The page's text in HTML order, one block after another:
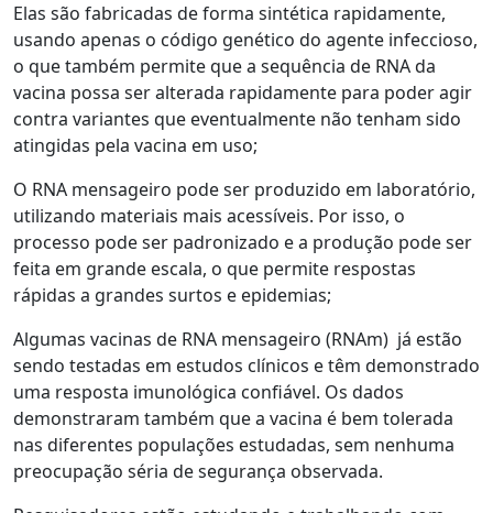
Elas são fabricadas de forma sintética rapidamente,
usando apenas o código genético do agente infeccioso,
o que também permite que a sequência de RNA da
vacina possa ser alterada rapidamente para poder agir
contra variantes que eventualmente não tenham sido
atingidas pela vacina em uso;
O RNA mensageiro pode ser produzido em laboratório,
utilizando materiais mais acessíveis. Por isso, o
processo pode ser padronizado e a produção pode ser
feita em grande escala, o que permite respostas
rápidas a grandes surtos e epidemias;
Algumas vacinas de RNA mensageiro (RNAm) já estão
sendo testadas em estudos clínicos e têm demonstrado
uma resposta imunológica confiável. Os dados
demonstraram também que a vacina é bem tolerada
nas diferentes populações estudadas, sem nenhuma
preocupação séria de segurança observada.